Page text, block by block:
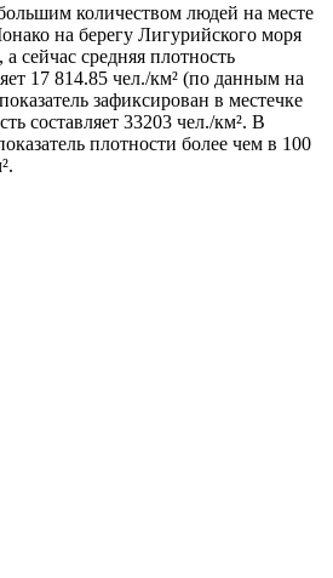
количеством людей на месте
на берегу Лигурийского моря
сейчас средняя плотность
17 814.85 чел./км² (по данным на
зафиксирован в местечке
составляет 33203 чел./км². В
плотности более чем в 100